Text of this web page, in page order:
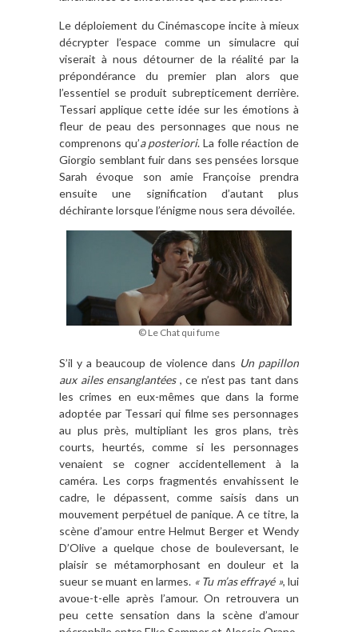
Le déploiement du Cinémascope incite à mieux
décrypter l’espace comme un simulacre qui
viserait à nous détourner de la réalité par la
prépondérance du premier plan alors que
l’essentiel se produit subrepticement derrière.
Tessari applique cette idée sur les émotions à
fleur de peau des personnages que nous ne
comprenons qu’a posteriori. La folle réaction de
Giorgio semblant fuir dans ses pensées lorsque
Sarah évoque son amie Françoise prendra
ensuite une signification d’autant plus
déchirante lorsque l’énigme nous sera dévoilée.
© Le Chat qui fume
S’il y a beaucoup de violence dans Un papillon
aux ailes ensanglantées, ce n’est pas tant dans
les crimes en eux-mêmes que dans la forme
adoptée par Tessari qui filme ses personnages
au plus près, multipliant les gros plans, très
courts, heurtés, comme si les personnages
venaient se cogner accidentellement à la
caméra. Les corps fragmentés envahissent le
cadre, le dépassent, comme saisis dans un
mouvement perpétuel de panique. A ce titre, la
scène d’amour entre Helmut Berger et Wendy
D’Olive a quelque chose de bouleversant, le
plaisir se métamorphosant en douleur et la
sueur se muant en larmes. « Tu m’as effrayé », lui
avoue-t-elle après l’amour. On retrouvera un
peu cette sensation dans la scène d’amour